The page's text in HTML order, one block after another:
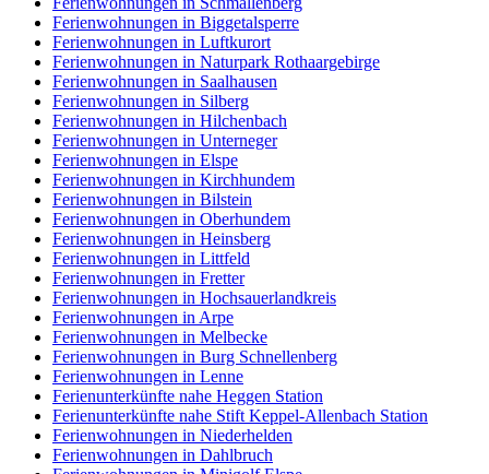
Ferienwohnungen in Biggetalsperre
Ferienwohnungen in Luftkurort
Ferienwohnungen in Naturpark Rothaargebirge
Ferienwohnungen in Saalhausen
Ferienwohnungen in Silberg
Ferienwohnungen in Hilchenbach
Ferienwohnungen in Unterneger
Ferienwohnungen in Elspe
Ferienwohnungen in Kirchhundem
Ferienwohnungen in Bilstein
Ferienwohnungen in Oberhundem
Ferienwohnungen in Heinsberg
Ferienwohnungen in Littfeld
Ferienwohnungen in Fretter
Ferienwohnungen in Hochsauerlandkreis
Ferienwohnungen in Arpe
Ferienwohnungen in Melbecke
Ferienwohnungen in Burg Schnellenberg
Ferienwohnungen in Lenne
Ferienunterkünfte nahe Heggen Station
Ferienunterkünfte nahe Stift Keppel-Allenbach Station
Ferienwohnungen in Niederhelden
Ferienwohnungen in Dahlbruch